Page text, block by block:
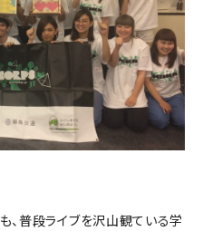
、普段ライブを沢山観ている学